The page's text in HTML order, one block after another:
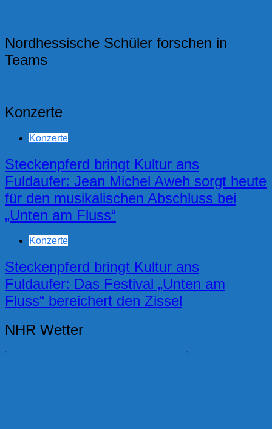
Nordhessische Schüler forschen in
Teams
Konzerte
Konzerte
Steckenpferd bringt Kultur ans
Fuldaufer: Jean Michel Aweh sorgt heute
für den musikalischen Abschluss bei
„Unten am Fluss“
Konzerte
Steckenpferd bringt Kultur ans
Fuldaufer: Das Festival „Unten am
Fluss“ bereichert den Zissel
NHR Wetter